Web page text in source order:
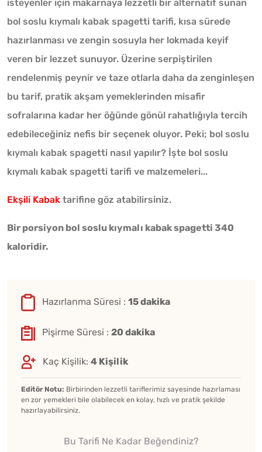
isteyenler için makarnaya lezzetli bir alternatif sunan
bol soslu kıymalı kabak spagetti tarifi, kısa sürede
hazırlanması ve zengin sosuyla her lokmada keyif
veren bir lezzet sunuyor. Üzerine serpiştirilen
rendelenmiş peynir ve taze otlarla daha da zenginleşen
bu tarif, pratik akşam yemeklerinden misafir
sofralarına kadar her öğünde gönül rahatlığıyla tercih
edebileceğiniz nefis bir seçenek oluyor. Peki; bol soslu
kıymalı kabak spagetti nasıl yapılır? İşte bol soslu
kıymalı kabak spagetti tarifi ve malzemeleri...
Ekşili Kabak tarifine göz atabilirsiniz.
Bir porsiyon bol soslu kıymalı kabak spagetti 340
kaloridir.
Hazırlanma Süresi : 15 dakika
Pişirme Süresi : 20 dakika
Kaç Kişilik: 4 Kişilik
Editör Notu: Birbirinden lezzetli tariflerimiz sayesinde hazırlaması
en zor yemekleri bile olabilecek en kolay, hızlı ve pratik şekilde
hazırlayabilirsiniz.
Bu Tarifi Ne Kadar Beğendiniz?